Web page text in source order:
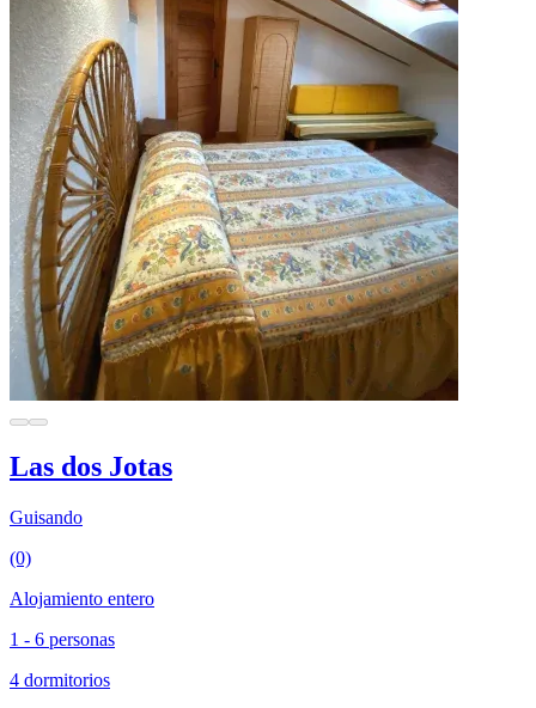
Las dos Jotas
Guisando
(0)
Alojamiento entero
1 - 6 personas
4 dormitorios